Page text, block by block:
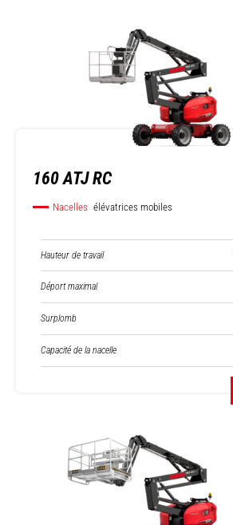
160 ATJ RC
Nacelles élévatrices mobiles
Hauteur de travail
Déport maximal
Surplomb
Capacité de la nacelle